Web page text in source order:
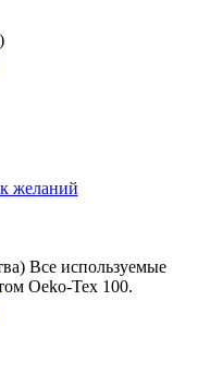
желаний
Все используемые
Oeko-Tex 100.